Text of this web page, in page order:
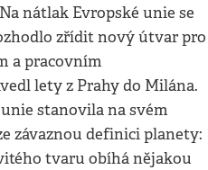
nátlak Evropské unie se
zřídit nový útvar pro
a pracovním
lety z Prahy do Milána.
stanovila na svém
závaznou definici planety:
tvaru obíhá nějakou